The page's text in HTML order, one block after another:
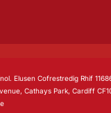
Elusen Cofrestredig Rhif
Cathays Park, Cardiff